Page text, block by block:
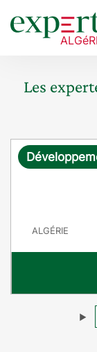
Les
R
ê
e